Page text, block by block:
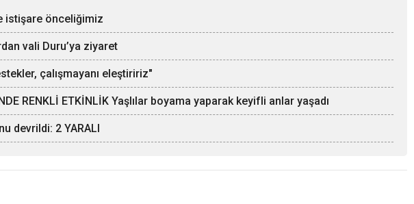
istişare önceliğimiz
vali Duru’ya ziyaret
çalışmayanı eleştiririz"
RENKLİ ETKİNLİK Yaşlılar boyama yaparak keyifli anlar yaşadı
devrildi: 2 YARALI